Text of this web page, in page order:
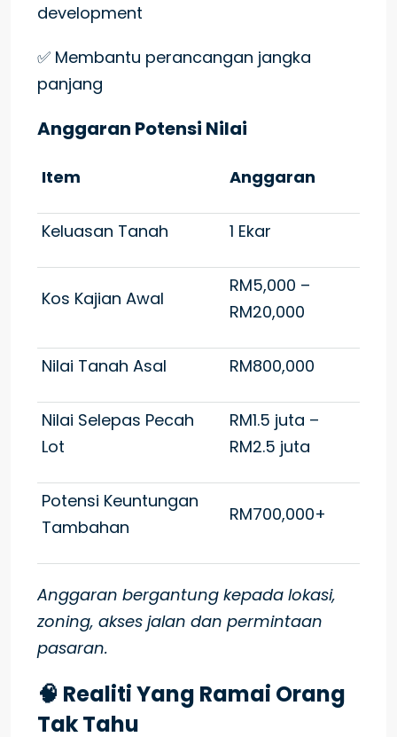
development
✅ Membantu perancangan jangka
panjang
Anggaran Potensi Nilai
Item Anggaran
Keluasan Tanah 1 Ekar
Kos Kajian Awal
RM5,000 –
RM20,000
Nilai Tanah Asal RM800,000
Nilai Selepas Pecah
Lot
RM1.5 juta –
RM2.5 juta
Potensi Keuntungan
Tambahan
RM700,000+
Anggaran bergantung kepada lokasi,
zoning, akses jalan dan permintaan
pasaran.
🧠 Realiti Yang Ramai Orang
Tak Tahu